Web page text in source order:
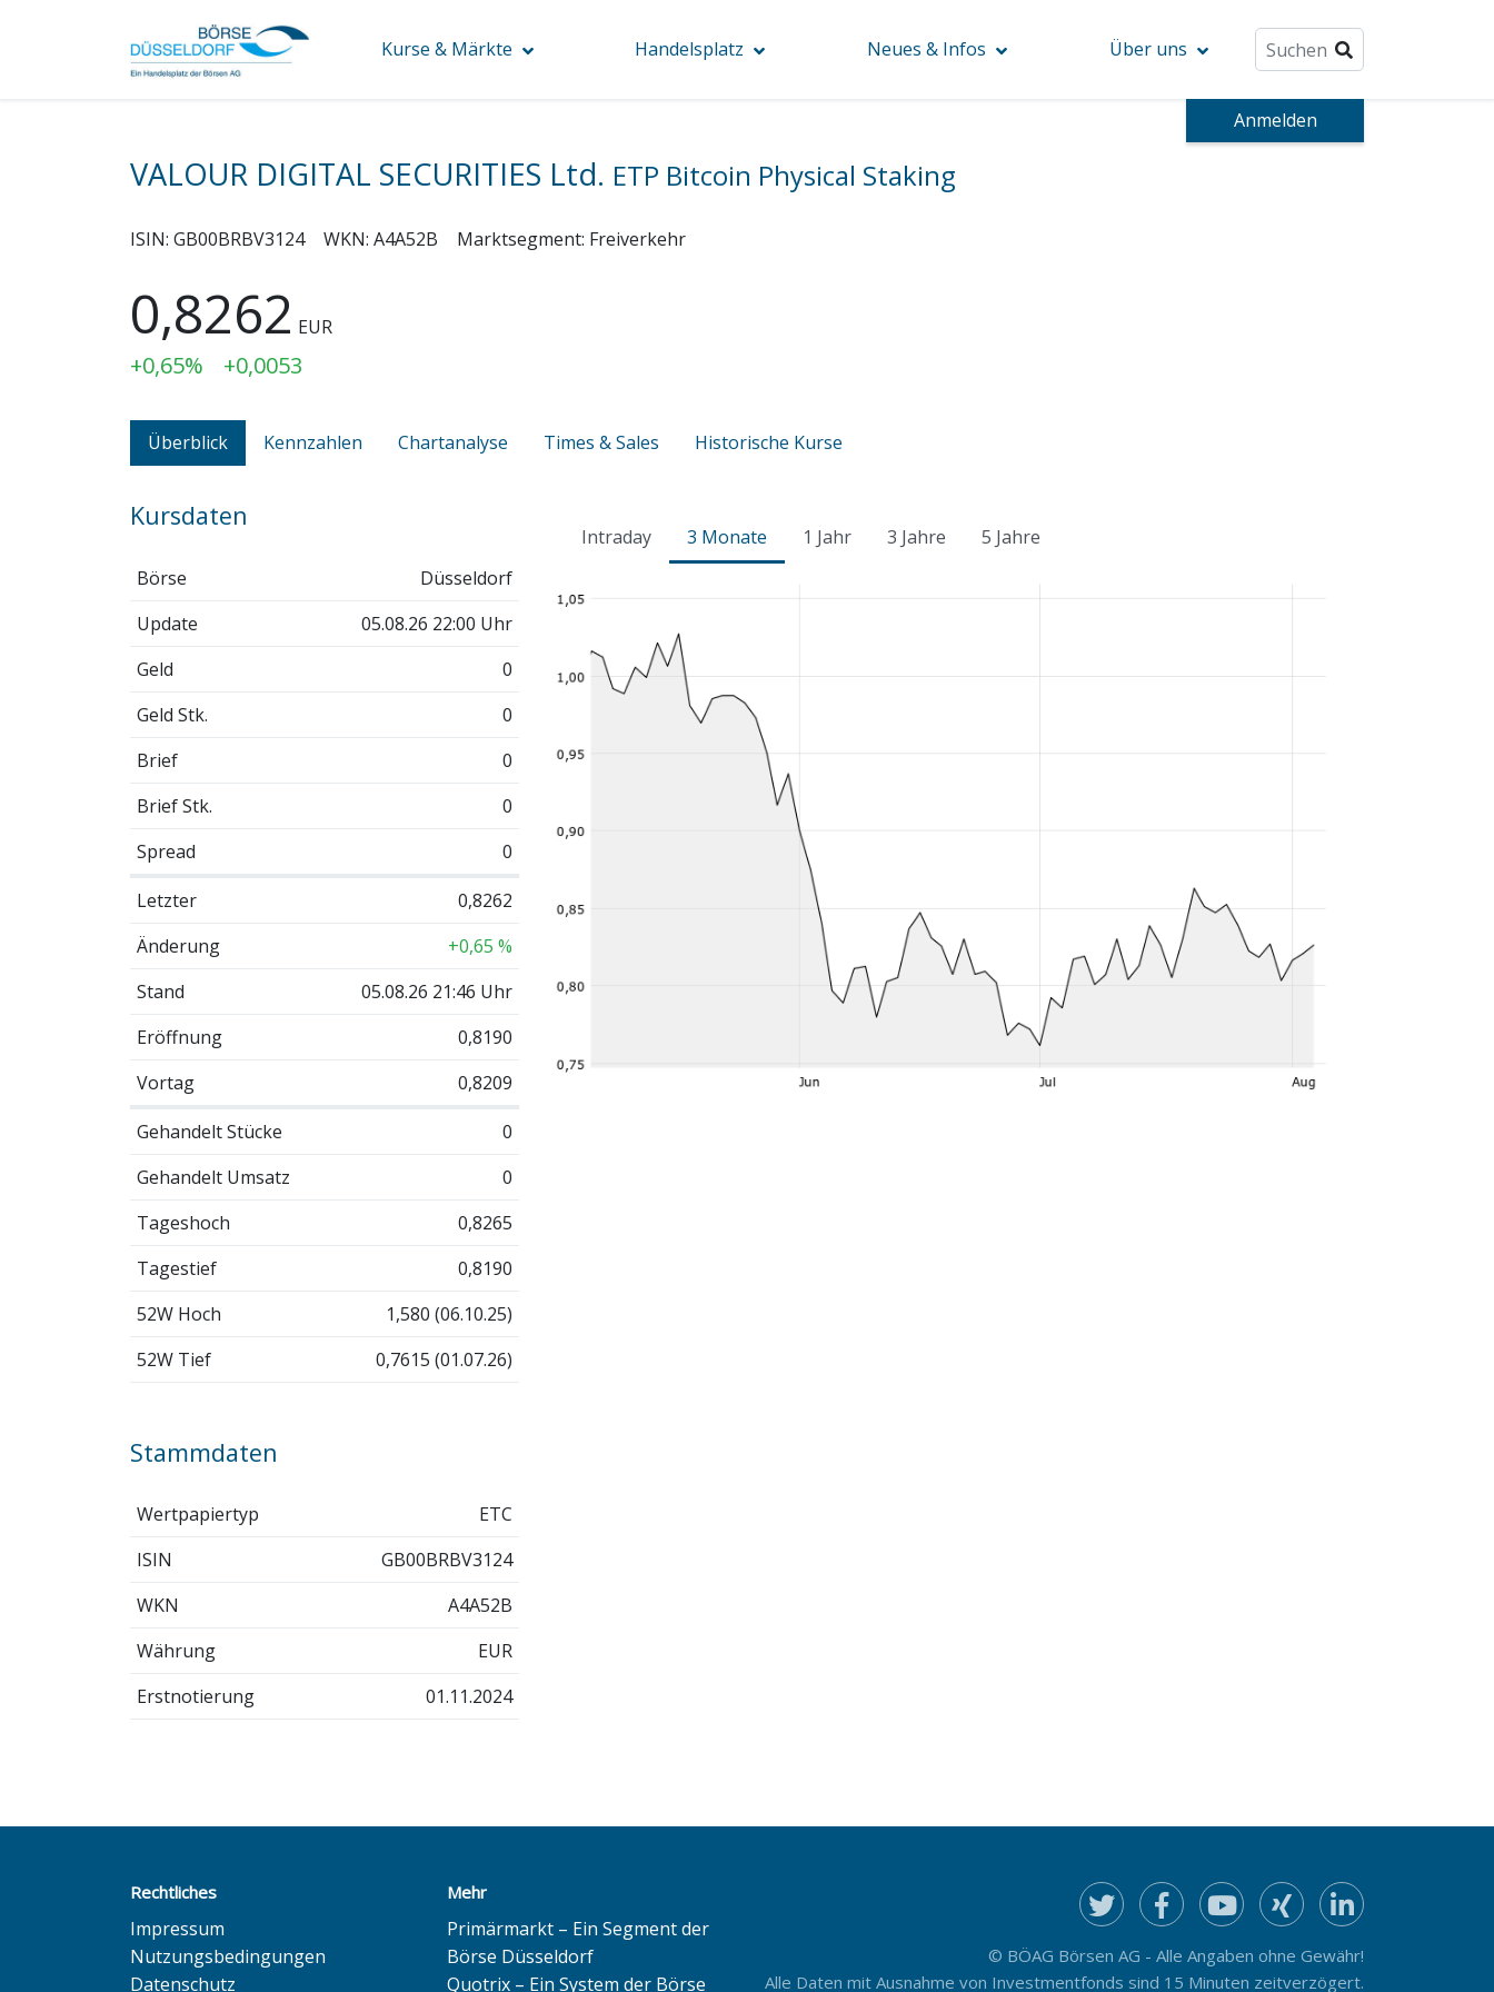
Kurse & Märkte Handelsplatz Neues & Infos Über uns
Anmelden
VALOUR DIGITAL SECURITIES Ltd. ETP Bitcoin Physical Staking
ISIN: GB00BRBV3124 WKN: A4A52B Marktsegment: Freiverkehr
0,8262 EUR
+0,65% +0,0053
Überblick Kennzahlen Chartanalyse Times & Sales Historische Kurse
Kursdaten
Börse
Düsseldorf
Update
05.08.26 22:00 Uhr
Geld
0
Geld Stk.
0
Brief
0
Brief Stk.
0
Spread
0
Letzter
0,8262
Änderung
+0,65 %
Stand
05.08.26 21:46 Uhr
Eröffnung
0,8190
Vortag
0,8209
Gehandelt Stücke
0
Gehandelt Umsatz
0
Tageshoch
0,8265
Tagestief
0,8190
52W Hoch
1,580 (06.10.25)
52W Tief
0,7615 (01.07.26)
Stammdaten
Wertpapiertyp
ETC
ISIN
GB00BRBV3124
WKN
A4A52B
Währung
EUR
Erstnotierung
01.11.2024
Intraday 3 Monate 1 Jahr 3 Jahre 5 Jahre
Rechtliches
Impressum
Nutzungsbedingungen
Datenschutz
Mehr
Primärmarkt – Ein Segment der
Börse Düsseldorf
Quotrix – Ein System der Börse
© BÖAG Börsen AG - Alle Angaben ohne Gewähr!
Alle Daten mit Ausnahme von Investmentfonds sind 15 Minuten zeitverzögert.